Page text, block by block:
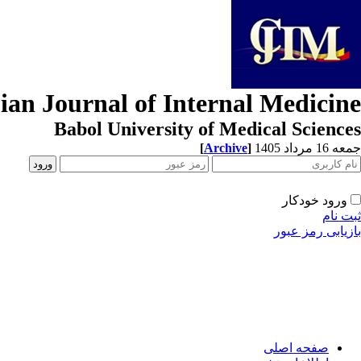
Journal of Internal Medicine
Babol University of Medical Sciences
جمعه 16 مرداد 1405 [Archive]
ورود خودکار
ثبت نام
بازیابی رمز عبور
صفحه اصلی